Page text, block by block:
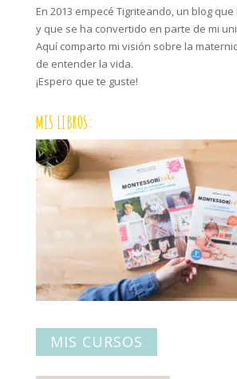
En 2013 empecé Tigriteando, un blog
y que se ha convertido en parte de mi
Aquí comparto mi visión sobre la
de entender la vida.
¡Espero que te guste!
MIS LIBROS:
MIS CURSOS